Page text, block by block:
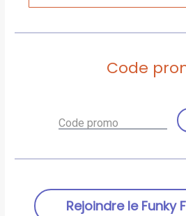
Code
Code promo
Rejoindre le Funky